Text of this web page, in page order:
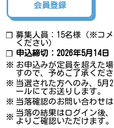
会員登録
❐ 募集人員：15名様（※コ
ください）
❐ 申込締切：2026年5月14日
※ お申込みが定員を超えた
すので、予めご了承くださ
※ 当選された方へのみ、5月
ールにてお送りします。
※ 当落確認のお問い合わせは
※ 当落の結果はログイン後、
よりご確認いただけます。